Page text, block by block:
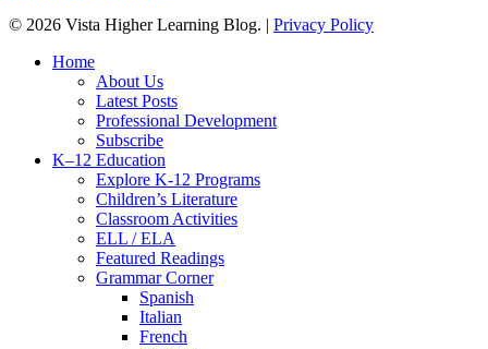
© 2026 Vista Higher Learning Blog. | Privacy Policy
Close
Home
About Us
Latest Posts
Professional Development
Subscribe
K–12 Education
Explore K-12 Programs
Children’s Literature
Classroom Activities
ELL / ELA
Featured Readings
Grammar Corner
Spanish
Italian
French